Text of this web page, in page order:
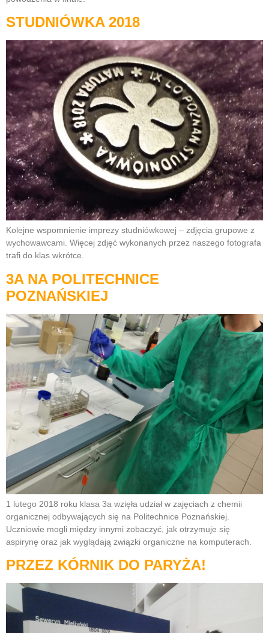
STUDNIÓWKA 2018
Kolejne wspomnienie imprezy studniówkowej – zdjęcia grupowe z
wychowawcami. Więcej zdjęć wykonanych przez naszego fotografa
trafi do klas wkrótce.
3A NA POLITECHNICE
POZNAŃSKIEJ
1 lutego 2018 roku klasa 3a wzięła udział w zajęciach z chemii
organicznej odbywających się na Politechnice Poznańskiej.
Uczniowie mogli między innymi zobaczyć, jak otrzymuje się
aspirynę oraz jak wyglądają związki organiczne na komputerach.
PRZEZ KÓRNIK DO PARYŻA!